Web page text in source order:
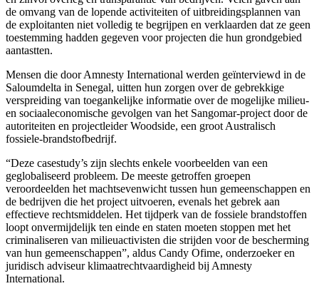
de omvang van de lopende activiteiten of uitbreidingsplannen van
de exploitanten niet volledig te begrijpen en verklaarden dat ze geen
toestemming hadden gegeven voor projecten die hun grondgebied
aantastten.
Mensen die door Amnesty International werden geïnterviewd in de
Saloumdelta in Senegal, uitten hun zorgen over de gebrekkige
verspreiding van toegankelijke informatie over de mogelijke milieu-
en sociaaleconomische gevolgen van het Sangomar-project door de
autoriteiten en projectleider Woodside, een groot Australisch
fossiele-brandstofbedrijf.
“Deze casestudy’s zijn slechts enkele voorbeelden van een
geglobaliseerd probleem. De meeste getroffen groepen
veroordeelden het machtsevenwicht tussen hun gemeenschappen en
de bedrijven die het project uitvoeren, evenals het gebrek aan
effectieve rechtsmiddelen. Het tijdperk van de fossiele brandstoffen
loopt onvermijdelijk ten einde en staten moeten stoppen met het
criminaliseren van milieuactivisten die strijden voor de bescherming
van hun gemeenschappen”, aldus Candy Ofime, onderzoeker en
juridisch adviseur klimaatrechtvaardigheid bij Amnesty
International.